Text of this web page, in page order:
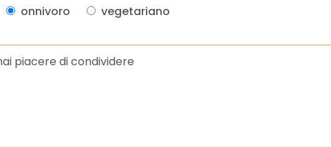
onnivoro vegetariano